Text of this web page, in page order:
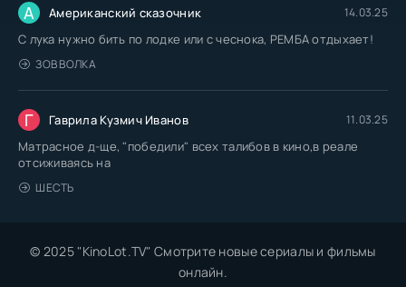
А Американский сказочник 14.03.25
С лука нужно бить по лодке или с чеснока, РЕМБА отдыхает!
ЗОВ ВОЛКА
Г Гаврила Кузмич Иванов 11.03.25
Матрасное д-ще, "победили" всех талибов в кино,в реале
отсиживаясь на
ШЕСТЬ
© 2025 "KinoLot.TV" Смотрите новые сериалы и фильмы
онлайн.